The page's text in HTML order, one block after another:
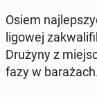
Osiem
ligowej
Drużyny z
fazy w